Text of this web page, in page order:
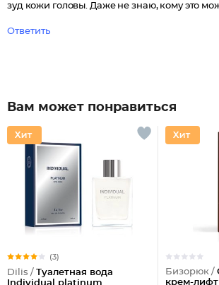
зуд кожи головы. Даже не знаю, кому это
Ответить
Вам может понравиться
(3)
Dilis / Туалетная вода
Бизорюк /
крем-